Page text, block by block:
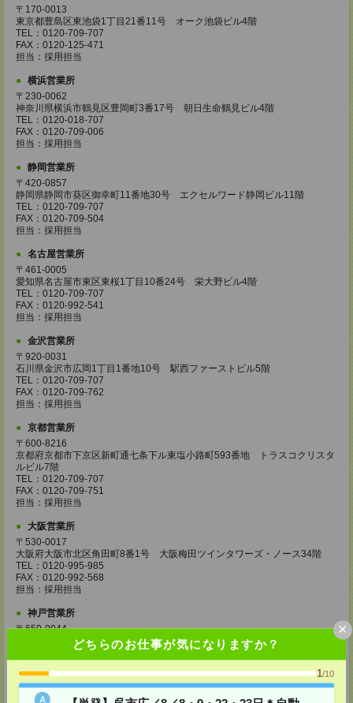
どちらのお仕事が気になりますか？
1/10
×
〒170-0013
東京都豊島区東池袋1丁目21番11号 オーク池袋ビル4階
TEL：0120-709-707
FAX：0120-125-471
担当：採用担当
横浜営業所
〒230-0062
神奈川県横浜市鶴見区豊岡町3番17号 朝日生命鶴見ビル4階
TEL：0120-018-707
FAX：0120-709-006
担当：採用担当
静岡営業所
〒420-0857
静岡県静岡市葵区御幸町11番地30号 エクセルワード静岡ビル11階
TEL：0120-709-707
FAX：0120-709-504
担当：採用担当
名古屋営業所
〒461-0005
愛知県名古屋市東区東桜1丁目10番24号 栄大野ビル4階
TEL：0120-709-707
FAX：0120-992-541
担当：採用担当
金沢営業所
〒920-0031
石川県金沢市広岡1丁目1番地10号 駅西ファーストビル5階
TEL：0120-709-707
FAX：0120-709-762
担当：採用担当
京都営業所
〒600-8216
京都府京都市下京区新町通七条下ル東塩小路町593番地 トラスコクリスタ
ルビル7階
TEL：0120-709-707
FAX：0120-709-751
担当：採用担当
大阪営業所
〒530-0017
大阪府大阪市北区角田町8番1号 大阪梅田ツインタワーズ・ノース34階
TEL：0120-995-985
FAX：0120-992-568
担当：採用担当
神戸営業所
〒650-0044
兵庫県神戸市中央区東川崎町1丁目3番3号 神戸ハーバーランドセンタービ
FAX：0120-709-785
担当：採用担当